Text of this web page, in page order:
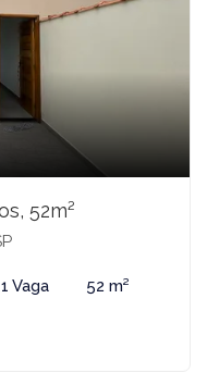
52m²
1 Vaga 52 m²